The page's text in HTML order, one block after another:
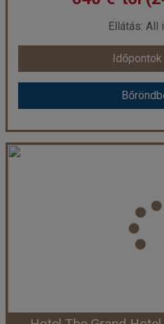
már 630 €-tól
Időpontok
Ellátás: All
Hotel Siva
Város:
Utazás módja:
Ellátás:
All